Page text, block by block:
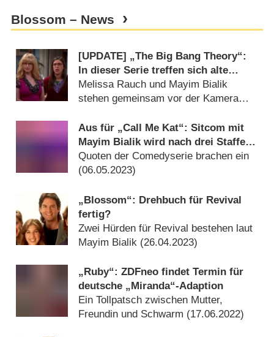
Blossom – News
[UPDATE] „The Big Bang Theory“:
In dieser Serie treffen sich alte
Kolleginnen wieder
Melissa Rauch und Mayim Bialik
stehen gemeinsam vor der Kamera
Aus für „Call Me Kat“: Sitcom mit
Mayim Bialik wird nach drei Staffeln
eingestellt
Quoten der Comedyserie brachen ein
(06.05.2023)
„Blossom“: Drehbuch für Revival
fertig?
Zwei Hürden für Revival bestehen laut
Mayim Bialik (26.04.2023)
„Ruby“: ZDFneo findet Termin für
deutsche „Miranda“-Adaption
Ein Tollpatsch zwischen Mutter,
Freundin und Schwarm (17.06.2022)